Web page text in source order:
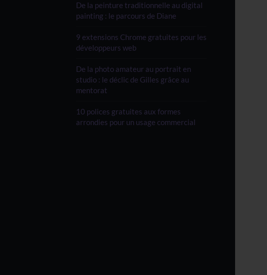
De la peinture traditionnelle au digital
painting : le parcours de Diane
9 extensions Chrome gratuites pour les
développeurs web
De la photo amateur au portrait en
studio : le déclic de Gilles grâce au
mentorat
10 polices gratuites aux formes
arrondies pour un usage commercial